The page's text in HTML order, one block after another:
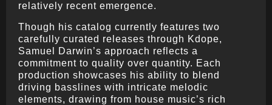
relatively recent emergence.
Though his catalog currently features two
carefully curated releases through Kdope,
Samuel Darwin’s approach reflects a
commitment to quality over quantity. Each
production showcases his ability to blend
driving basslines with intricate melodic
elements, drawing from house music’s rich